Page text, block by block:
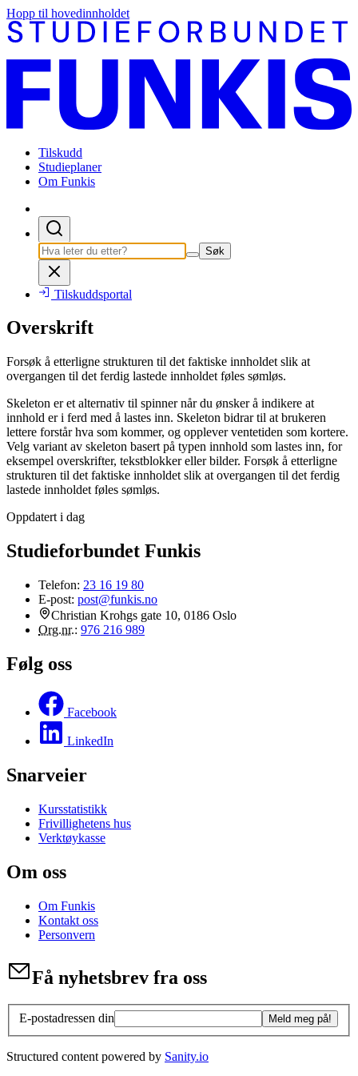
Hopp til hovedinnholdet
Tilskudd
Studieplaner
Om Funkis
Søk
Tilskuddsportal
Overskrift
Forsøk å etterligne strukturen til det faktiske innholdet slik at
overgangen til det ferdig lastede innholdet føles sømløs.
Skeleton er et alternativ til spinner når du ønsker å indikere at
innhold er i ferd med å lastes inn. Skeleton bidrar til at brukeren
lettere forstår hva som kommer, og opplever ventetiden som kortere.
Velg variant av skeleton basert på typen innhold som lastes inn, for
eksempel overskrifter, tekstblokker eller bilder. Forsøk å etterligne
strukturen til det faktiske innholdet slik at overgangen til det ferdig
lastede innholdet føles sømløs.
Oppdatert i dag
Studieforbundet Funkis
Telefon: 23 16 19 80
E-post: post@funkis.no
Christian Krohgs gate 10, 0186 Oslo
Org.nr.: 976 216 989
Følg oss
Facebook
LinkedIn
Snarveier
Kursstatistikk
Frivillighetens hus
Verktøykasse
Om oss
Om Funkis
Kontakt oss
Personvern
Få nyhetsbrev fra oss
E-postadressen din Meld meg på!
Structured content powered by Sanity.io